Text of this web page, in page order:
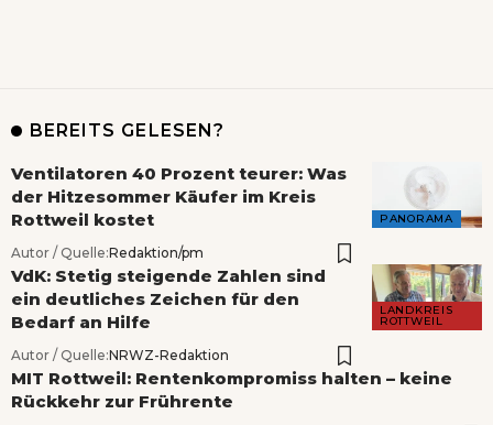
BEREITS GELESEN?
PANORAMA
Ventilatoren 40 Prozent teurer: Was
der Hitzesommer Käufer im Kreis
Rottweil kostet
Autor / Quelle:Redaktion/pm
LANDKREIS
ROTTWEIL
VdK: Stetig steigende Zahlen sind
ein deutliches Zeichen für den
Bedarf an Hilfe
Autor / Quelle:NRWZ-Redaktion
MIT Rottweil: Rentenkompromiss halten – keine
Rückkehr zur Frührente